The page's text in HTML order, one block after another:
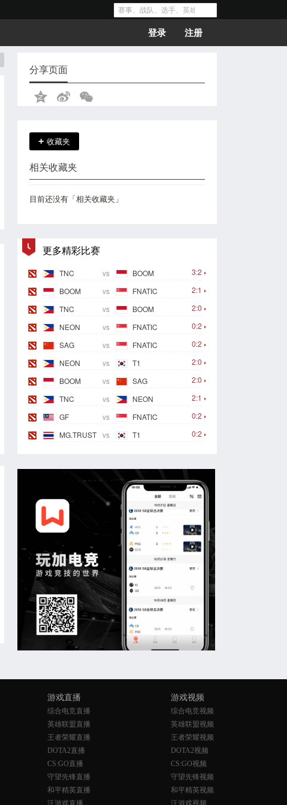
登录 注册
分享页面
+ 收藏夹
相关收藏夹
目前还没有「相关收藏夹」
更多精彩比赛
3:2
TNC vs
BOOM
2:1
BOOM vs
FNATIC
2:0
TNC vs
BOOM
0:2
NEON vs
FNATIC
0:2
SAG vs
FNATIC
2:0
NEON vs
T1
2:0
BOOM vs
SAG
2:1
TNC vs
NEON
0:2
GF vs
FNATIC
0:2
MG.TRUST vs T1
游戏直播
综合电竞直播
英雄联盟直播
王者荣耀直播
DOTA2直播
CS:GO直播
守望先锋直播
和平精英直播
游戏视频
综合电竞视频
英雄联盟视频
王者荣耀视频
DOTA2视频
CS:GO视频
守望先锋视频
和平精英视频